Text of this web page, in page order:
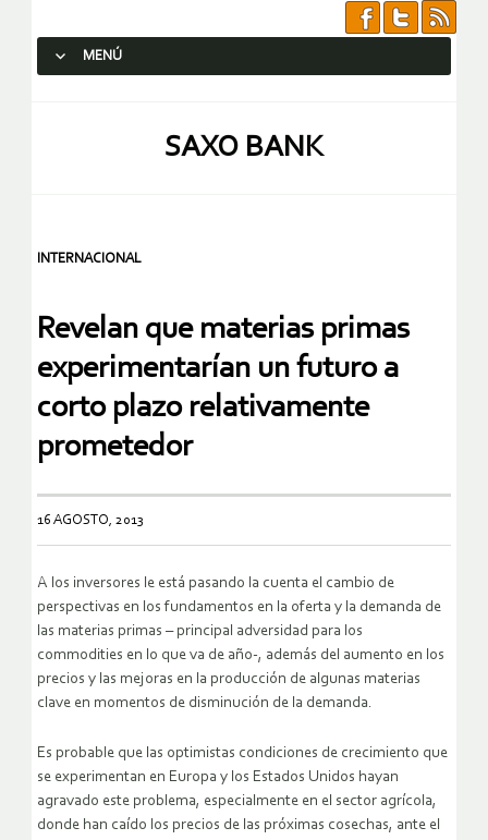
MENÚ
SAXO BANK
INTERNACIONAL
Revelan que materias primas
experimentarían un futuro a
corto plazo relativamente
prometedor
16 AGOSTO, 2013
A los inversores le está pasando la cuenta el cambio de
perspectivas en los fundamentos en la oferta y la demanda de
las materias primas – principal adversidad para los
commodities en lo que va de año-, además del aumento en los
precios y las mejoras en la producción de algunas materias
clave en momentos de disminución de la demanda.
Es probable que las optimistas condiciones de crecimiento que
se experimentan en Europa y los Estados Unidos hayan
agravado este problema, especialmente en el sector agrícola,
donde han caído los precios de las próximas cosechas, ante el